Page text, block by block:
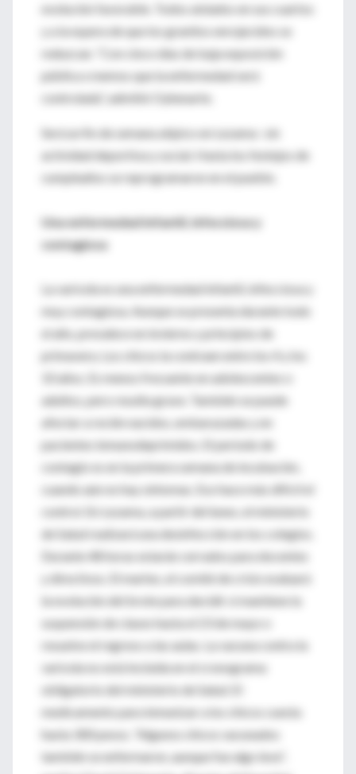
evolución favorable. Todos aislados en sus cuartos
y a la espera de que los granitos enrojecidos se
reduzcan. “Con cinco días de baja exposición
pública creemos que la enfermedad será
controlada”, admitió Oyhenarte.
Será un fin de semana atípico en Lezama : sin
actividad deportiva y social. Hasta los festejos de
cumpleaños se reprogramaron en el pueblo.
Una enfermedad infantil, infecciosa y
contagiosa
La varicela es una enfermedad infantil, infecciosa y
muy contagiosa. Aunque se presenta durante todo
el año, prevalece en invierno y principios de
primavera. Los chicos la contraen entre los 4 y los
10 años. Es menos frecuente en adolescentes o
adultos, pero resulta grave. También se puede
afectar a recién nacidos, embarazadas y en
pacientes inmunodeprimidos. El período de
contagio es en la primera semana de incubación,
cuando aún no hay síntomas. Eso hace más difícil el
control. En Lezama, a partir del lunes, el ministerio
de Salud realizará una desinfección en los colegios.
Durante 48 horas estarán cerrados para docentes
y directivos. El martes, el comité de crisis evaluará
la evolución del brote para decidir si mantiene la
suspensión de clases hasta el 23 de mayo o
resuelve el regreso a las aulas. La vacuna contra la
varicela no está incluida en el cronograma
obligatorio del ministerio de Salud. El
medicamento para inmunizar a los chicos cuesta
hasta 300 pesos. “Algunos chicos vacunados
también se enfermaron, aunque fue algo leve”,